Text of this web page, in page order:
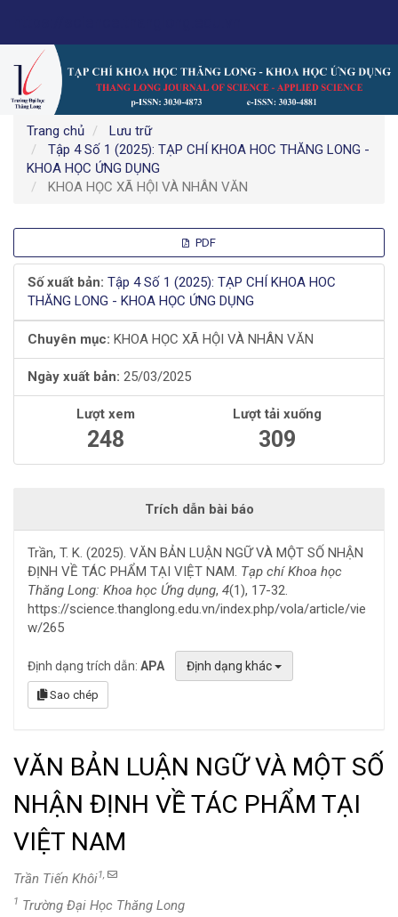
chính
Nội
dung
chính
Thanh
bên
Trang chủ
Lưu trữ
Tập 4 Số 1 (2025): TẠP CHÍ KHOA HOC THĂNG LONG -
KHOA HỌC ỨNG DỤNG
KHOA HỌC XÃ HỘI VÀ NHÂN VĂN
bên
bài
viết
PDF
Số xuất bản: Tập 4 Số 1 (2025): TẠP CHÍ KHOA HOC
THĂNG LONG - KHOA HỌC ỨNG DỤNG
Chuyên mục: KHOA HỌC XÃ HỘI VÀ NHÂN VĂN
Ngày xuất bản: 25/03/2025
Lượt xem
248
Lượt tải xuống
309
Trích dẫn bài báo
Trần, T. K. (2025). VĂN BẢN LUẬN NGỮ VÀ MỘT SỐ NHẬN
ĐỊNH VỀ TÁC PHẨM TẠI VIỆT NAM. Tạp chí Khoa học
Thăng Long: Khoa học Ứng dụng, 4(1), 17-32.
https://science.thanglong.edu.vn/index.php/vola/article/vie
w/265
Định dạng trích dẫn: APA Định dạng khác
Sao chép
VĂN BẢN LUẬN NGỮ VÀ MỘT SỐ
NHẬN ĐỊNH VỀ TÁC PHẨM TẠI
VIỆT NAM
Trần Tiến Khôi1,
1 Trường Đại Học Thăng Long